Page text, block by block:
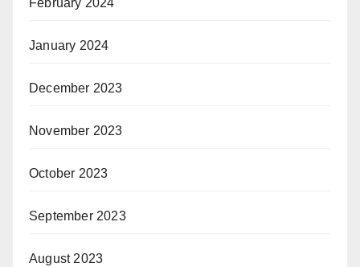
February 2024
January 2024
December 2023
November 2023
October 2023
September 2023
August 2023